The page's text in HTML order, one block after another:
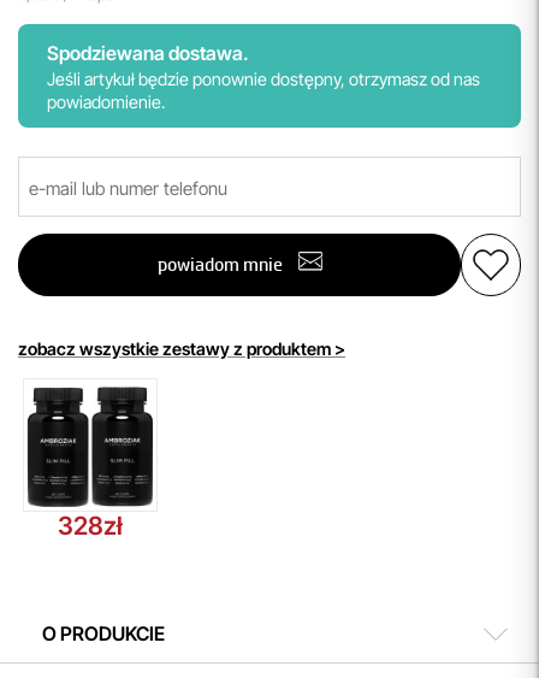
Spodziewana dostawa.
Jeśli artykuł będzie ponownie dostępny, otrzymasz od nas
powiadomienie.
powiadom mnie
zobacz wszystkie zestawy z produktem >
328zł
O PRODUKCIE